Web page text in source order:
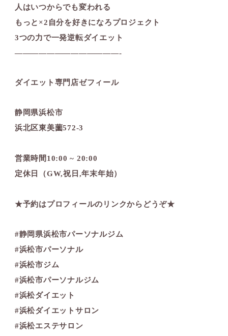
人はいつからでも変われる
もっと×2自分を好きになろプロジェクト
3つの力で一発逆転ダイエット
—————————————-
ダイエット専門店ゼフィール
静岡県浜松市
浜北区東美薗572-3
営業時間10:00 ~ 20:00
定休日（GW,祝日,年末年始）
★予約はプロフィールのリンクからどうぞ★
#静岡県浜松市パーソナルジム
#浜松市パーソナル
#浜松市ジム
#浜松市パーソナルジム
#浜松ダイエット
#浜松ダイエットサロン
#浜松エステサロン